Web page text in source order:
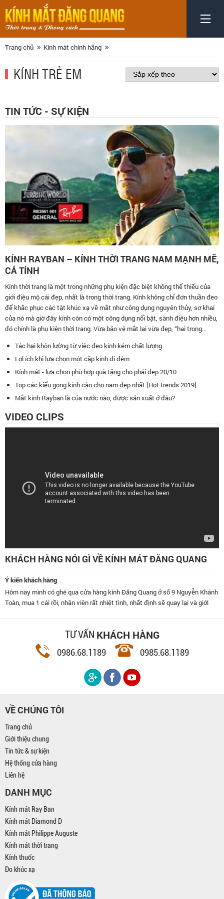
Trang chủ Kính mát chính hãng
KÍNH TRẺ EM
TIN TỨC - SỰ KIỆN
KÍNH RAYBAN – KÍNH THỜI TRANG NAM MẠNH MẼ,
CÁ TÍNH
Kính thời trang là một trong những phụ kiện đặc biệt không thể thiếu của
giới điệu mộ cái đẹp, nhất là trong thời trang. Kính không chỉ đơn thuần đeo
để khắc phục các tật khúc xạ về mắt như công dụng nguyên thủy, sơ khai
của nó mà giờ đây kính còn có một công dụng nổi bật, sành điệu hơn nhiều,
đó chính là phụ kiện thời trang. Vừa bảo vệ mắt lại vừa đẹp, “hai trong...
Tác hại khôn lường từ việc đeo kính kém chất lượng
Lợi ích khi lựa chọn một cặp kính đi đêm
Kính mát - lựa chọn phù hợp quà tặng cho phái đẹp 20/10
Top các kiểu gọng kính cận cho nam đẹp nhất [Hot trends 2019]
Mắt kính Rayban là của nước nào, được sản xuất ở đâu?
VIDEO CLIPS
KHÁCH HÀNG NÓI GÌ VỀ KÍNH MÁT ĐĂNG QUANG
Ý kiến khách hàng
Hôm nay mình có ghé qua cửa hàng kính Đăng Quang ở số 9 Nguyễn Khánh
Toàn, mua 1 cái rồi, nhân viên rất nhiệt tình, nhất định sẽ quay lại và giới
TƯ VẤN KHÁCH HÀNG
0986.68.1189 0985.68.1189
VỀ CHÚNG TÔI
Trang chủ
Giới thiệu chung
Tin tức & sự kiện
Hệ thống cửa hàng
Liên hệ
DANH MỤC
Kính mát Ray Ban
Kính mát Diamond D
Kính mát Philippe Auguste
Kính mát thời trang
Kính thuốc
Đo khúc xạ